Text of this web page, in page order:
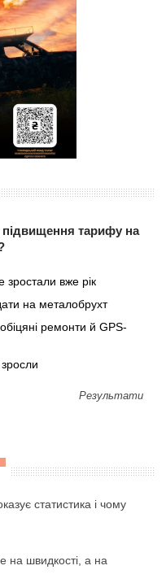
тарифу на
зростали вже рік
на металобрухт
ремонти й GPS-
Результати
статистика і чому
на швидкості, а на